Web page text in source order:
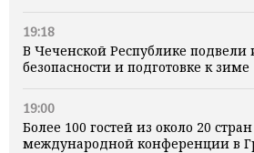
19:18
В Чеченской Республике подвели
безопасности и подготовке к зиме
19:00
Более 100 гостей из около 20
международной конференции в